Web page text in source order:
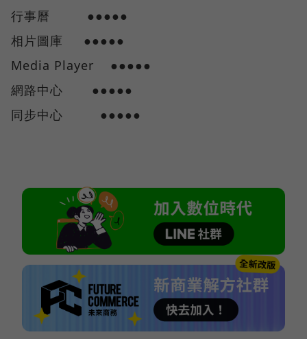
行事曆 ●●●●●
相片圖庫 ●●●●●
Media Player ●●●●●
網路中心 ●●●●●
同步中心 ●●●●●